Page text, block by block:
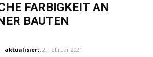
FARBIGKEIT AN
BAUTEN
aktualisiert: 2. Februar 2021